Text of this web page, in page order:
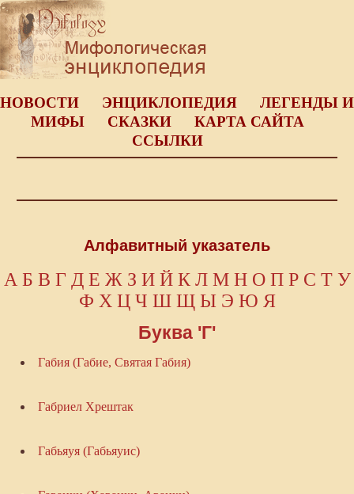
НОВОСТИ ЭНЦИКЛОПЕДИЯ
ЛЕГЕНДЫ И
МИФЫ
СКАЗКИ
КАРТА САЙТА
ССЫЛКИ
Алфавитный указатель
А Б В Г Д Е Ж З И Й К Л М Н О П Р С Т У
Ф Х Ц Ч Ш Щ Ы Э Ю Я
Буква 'Г'
Габия (Габие, Святая Габия)
Габриел Хрештак
Габьяуя (Габьяуис)